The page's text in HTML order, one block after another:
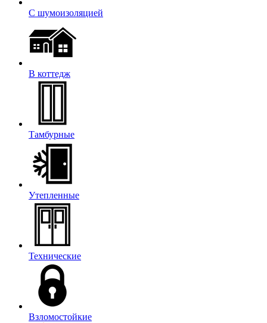
С шумоизоляцией
В коттедж
Тамбурные
Утепленные
Технические
Взломостойкие